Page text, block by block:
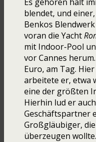
blendet, und
Benkos
voran die Yacht
mit Indoor-Pool
vor Cannes
Euro, am Tag.
arbeitete er, etwa
eine der größten
Hierhin lud er
Geschäftspartner
Großgläubiger,
überzeugen wollte.